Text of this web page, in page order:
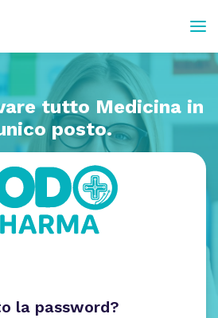
tutto Medicina in
posto.
la password?